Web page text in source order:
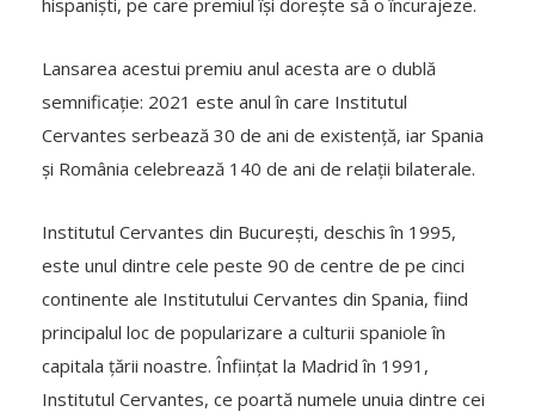
hispaniști, pe care premiul își dorește să o încurajeze.
Lansarea acestui premiu anul acesta are o dublă
semnificație: 2021 este anul în care Institutul
Cervantes serbează 30 de ani de existență, iar Spania
și România celebrează 140 de ani de relații bilaterale.
Institutul Cervantes din București, deschis în 1995,
este unul dintre cele peste 90 de centre de pe cinci
continente ale Institutului Cervantes din Spania, fiind
principalul loc de popularizare a culturii spaniole în
capitala țării noastre. Înființat la Madrid în 1991,
Institutul Cervantes, ce poartă numele unuia dintre cei